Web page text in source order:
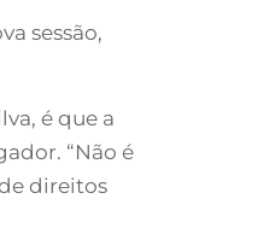
sessão,
é que a
“Não é
direitos